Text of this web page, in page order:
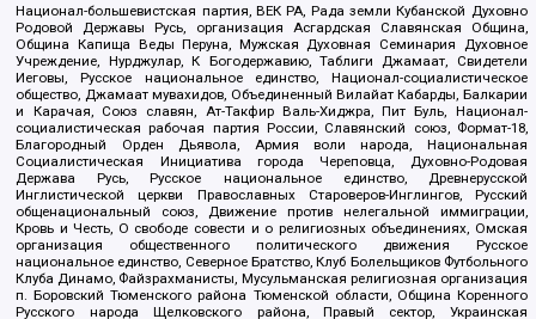
Национал-большевистская партия, ВЕК РА, Рада земли Кубанской Духовно
Родовой Державы Русь, организация Асгардская Славянская Община,
Община Капища Веды Перуна, Мужская Духовная Семинария Духовное
Учреждение, Нурджулар, К Богодержавию, Таблиги Джамаат, Свидетели
Иеговы, Русское национальное единство, Национал-социалистическое
общество, Джамаат мувахидов, Объединенный Вилайат Кабарды, Балкарии
и Карачая, Союз славян, Ат-Такфир Валь-Хиджра, Пит Буль, Национал-
социалистическая рабочая партия России, Славянский союз, Формат-18,
Благородный Орден Дьявола, Армия воли народа, Национальная
Социалистическая Инициатива города Череповца, Духовно-Родовая
Держава Русь, Русское национальное единство, Древнерусской
Инглистической церкви Православных Староверов-Инглингов, Русский
общенациональный союз, Движение против нелегальной иммиграции,
Кровь и Честь, О свободе совести и о религиозных объединениях, Омская
организация общественного политического движения Русское
национальное единство, Северное Братство, Клуб Болельщиков Футбольного
Клуба Динамо, Файзрахманисты, Мусульманская религиозная организация
п. Боровский Тюменского района Тюменской области, Община Коренного
Русского народа Щелковского района, Правый сектор, Украинская